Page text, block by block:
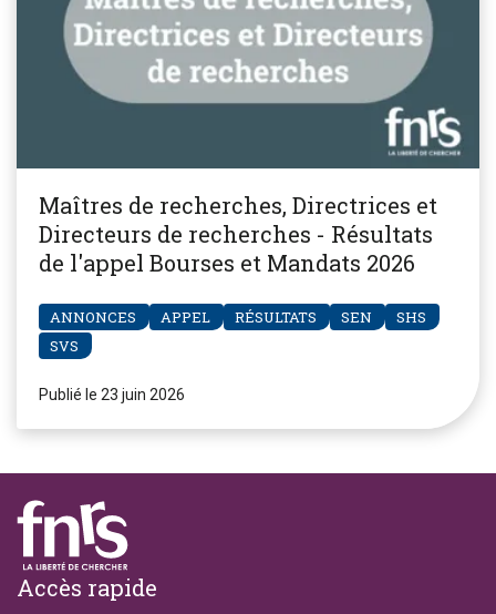
Maîtres de recherches, Directrices et
Directeurs de recherches - Résultats
de l'appel Bourses et Mandats 2026
ANNONCES APPEL RÉSULTATS SEN
SHS
SVS
Publié le 23 juin 2026
Footer
Accès rapide